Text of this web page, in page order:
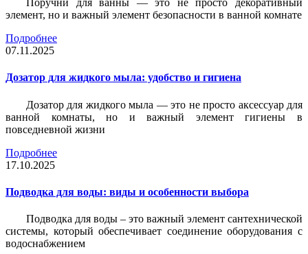
Поручни для ванны — это не просто декоративный
элемент, но и важный элемент безопасности в ванной комнате
Подробнее
07.11.2025
Дозатор для жидкого мыла: удобство и гигиена
Дозатор для жидкого мыла — это не просто аксессуар для
ванной комнаты, но и важный элемент гигиены в
повседневной жизни
Подробнее
17.10.2025
Подводка для воды: виды и особенности выбора
Подводка для воды – это важный элемент сантехнической
системы, который обеспечивает соединение оборудования с
водоснабжением